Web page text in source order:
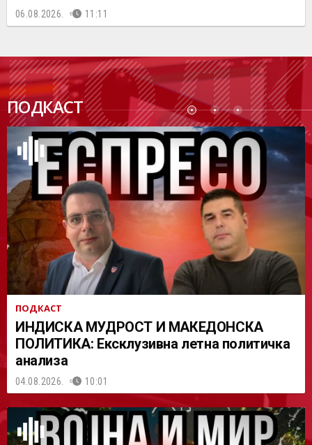
06.08.2026. 11:11
ПОДКАСТ
ПОДК
АСТ
ПОДКАСТ
ИНДИСКА МУДРОСТ И МАКЕДОНСКА
ПОЛИТИКА: Ексклузивна летна политичка
анализа
04.08.2026. 10:01